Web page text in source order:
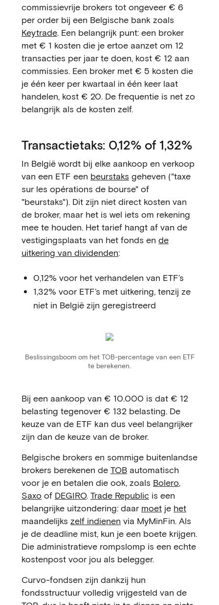
commissievrije brokers tot ongeveer € 6
per order bij een Belgische bank zoals
Keytrade. Een belangrijk punt: een broker
met € 1 kosten die je ertoe aanzet om 12
transacties per jaar te doen, kost € 12 aan
commissies. Een broker met € 5 kosten die
je één keer per kwartaal in één keer laat
handelen, kost € 20. De frequentie is net zo
belangrijk als de kosten zelf.
Transactietaks: 0,12% of 1,32%
In België wordt bij elke aankoop en verkoop
van een ETF een beurstaks geheven ("taxe
sur les opérations de bourse" of
"beurstaks"). Dit zijn niet direct kosten van
de broker, maar het is wel iets om rekening
mee te houden. Het tarief hangt af van de
vestigingsplaats van het fonds en de
uitkering van dividenden:
0,12% voor het verhandelen van ETF’s
1,32% voor ETF’s met uitkering, tenzij ze
niet in België zijn geregistreerd
Beslissingsboom om het TOB-percentage van een ETF
te berekenen.
Bij een aankoop van € 10.000 is dat € 12
belasting tegenover € 132 belasting. De
keuze van de ETF kan dus veel belangrijker
zijn dan de keuze van de broker.
Belgische brokers en sommige buitenlandse
brokers berekenen de TOB automatisch
voor je en betalen die ook, zoals Bolero,
Saxo of DEGIRO. Trade Republic is een
belangrijke uitzondering: daar moet je het
maandelijks zelf indienen via MyMinFin. Als
je de deadline mist, kun je een boete krijgen.
Die administratieve rompslomp is een echte
kostenpost voor jou als belegger.
Curvo-fondsen zijn dankzij hun
fondsstructuur volledig vrijgesteld van de